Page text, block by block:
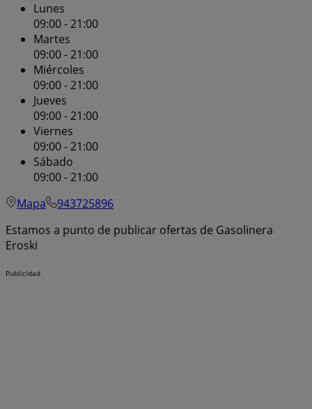
Lunes
09:00 - 21:00
Martes
09:00 - 21:00
Miércoles
09:00 - 21:00
Jueves
09:00 - 21:00
Viernes
09:00 - 21:00
Sábado
09:00 - 21:00
Mapa
943725896
Estamos a punto de publicar ofertas de Gasolinera
Eroski
Publicidad